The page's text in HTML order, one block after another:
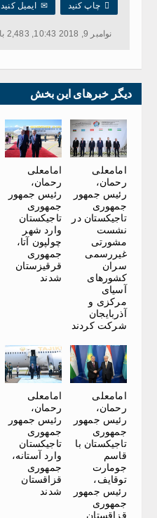
 چاپ کنید ✉ایمیل کنید
نوامبر 9, 2018 10:43, 2,483 بازدید ها
دیگر خبرهای این بخش
امامعلی
رحمان،
رئیس جمهور
جمهوری
تاجیکستان در
نشست
مشورتی
غیررسمی
سران
کشورهای
آسیای
مرکزی و
آذربایجان
شرکت کردند
امامعلی
رحمان،
رئیس جمهور
جمهوری
تاجیکستان
وارد شهر
چولپون آتا،
جمهوری
قرقیزستان
شدند
امامعلی
رحمان،
رئیس جمهور
جمهوری
تاجیکستان با
قاسم
جومارت
توقایف،
رئیس جمهور
جمهوری
قزاقستان
امامعلی
رحمان،
رئیس جمهور
جمهوری
تاجیکستان
وارد آستانه،
جمهوری
قزاقستان
شدند